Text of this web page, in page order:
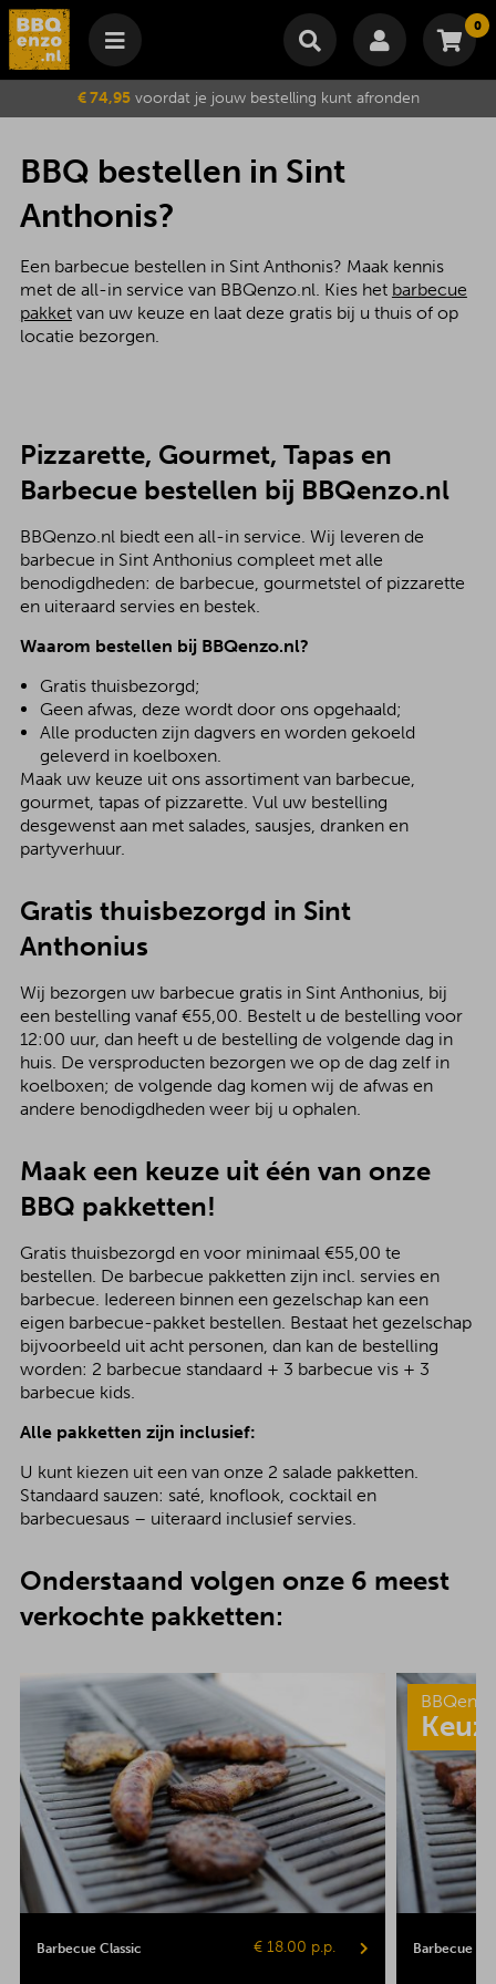
0
Winkelmand
Je winkelwagen is momenteel leeg.
Subtotaal €
Wijzig winkelmand Bestellen
€ 74,95voordat je jouw bestelling kunt afronden
BBQ bestellen in Sint
Anthonis?
Een barbecue bestellen in Sint Anthonis? Maak kennis
met de all-in service van BBQenzo.nl. Kies het barbecue
pakketvan uw keuze en laat deze gratis bij u thuis of op
locatie bezorgen.
Pizzarette, Gourmet, Tapas en
Barbecue bestellen bij BBQenzo.nl
BBQenzo.nl biedt een all-in service. Wij leveren de
barbecue in Sint Anthonius compleet met alle
benodigdheden: de barbecue, gourmetstel of pizzarette
en uiteraard servies en bestek.
Waarom bestellen bij BBQenzo.nl?
Gratis thuisbezorgd;
Geen afwas, deze wordt door ons opgehaald;
Alle producten zijn dagvers en worden gekoeld
geleverd in koelboxen.
Maak uw keuze uit ons assortiment van barbecue,
gourmet, tapas of pizzarette. Vul uw bestelling
desgewenst aan met salades, sausjes, dranken en
partyverhuur.
Gratis thuisbezorgd in Sint
Anthonius
Wij bezorgen uw barbecue gratis in Sint Anthonius, bij
een bestelling vanaf €55,00. Bestelt u de bestelling voor
12:00 uur, dan heeft u de bestelling de volgende dag in
huis. De versproducten bezorgen we op de dag zelf in
koelboxen; de volgende dag komen wij de afwas en
andere benodigdheden weer bij u ophalen.
Maak een keuze uit één van onze
BBQ pakketten!
Gratis thuisbezorgd en voor minimaal €55,00 te
bestellen. De barbecue pakketten zijn incl. servies en
barbecue. Iedereen binnen een gezelschap kan een
eigen barbecue-pakket bestellen. Bestaat het gezelschap
bijvoorbeeld uit acht personen, dan kan de bestelling
worden: 2 barbecue standaard + 3 barbecue vis + 3
barbecue kids.
Alle pakketten zijn inclusief:
U kunt kiezen uit een van onze 2 salade pakketten.
Standaard sauzen: saté, knoflook, cocktail en
barbecuesaus – uiteraard inclusief servies.
Onderstaand volgen onze 6 meest
verkochte pakketten:
Barbecue Classic € 18.00 p.p. Barbecue